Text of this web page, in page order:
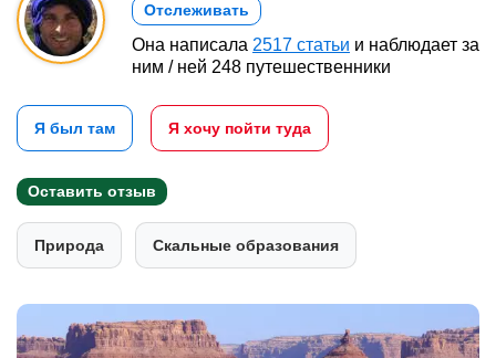
Отслеживать
Она написала 2517 статьи и наблюдает за
ним / ней 248 путешественники
Я был там Я хочу пойти туда
Оставить отзыв
Природа Скальные образования